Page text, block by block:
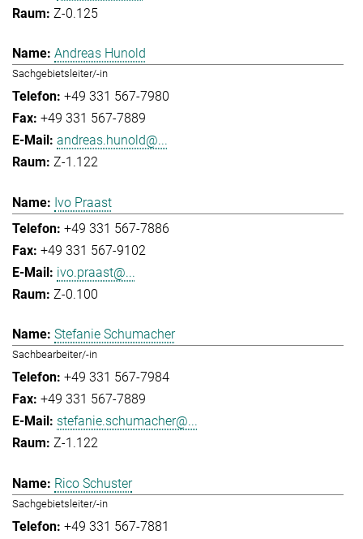
Z-0.125
Andreas Hunold
Sachgebietsleiter/-in
+49 331 567-7980
+49 331 567-7889
andreas.hunold@...
Z-1.122
Ivo Praast
+49 331 567-7886
+49 331 567-9102
ivo.praast@...
Z-0.100
Stefanie Schumacher
Sachbearbeiter/-in
+49 331 567-7984
+49 331 567-7889
stefanie.schumacher@...
Z-1.122
Rico Schuster
Sachgebietsleiter/-in
+49 331 567-7881